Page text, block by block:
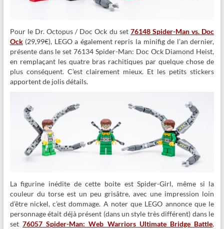
Pour le Dr. Octopus / Doc Ock du set 76148 Spider-Man vs. Doc
Ock(29,99€), LEGO a également repris la minifig de l’an dernier,
présente dans le set 76134 Spider-Man: Doc Ock Diamond Heist,
en remplaçant les quatre bras rachitiques par quelque chose de
plus conséquent. C’est clairement mieux. Et les petits stickers
apportent de jolis détails.
La figurine inédite de cette boite est Spider-Girl, même si la
couleur du torse est un peu grisâtre, avec une impression loin
d’être nickel, c’est dommage. A noter que LEGO annonce que le
personnage était déjà présent (dans un style très différent) dans le
set 76057 Spider-Man: Web Warriors Ultimate Bridge Battle,